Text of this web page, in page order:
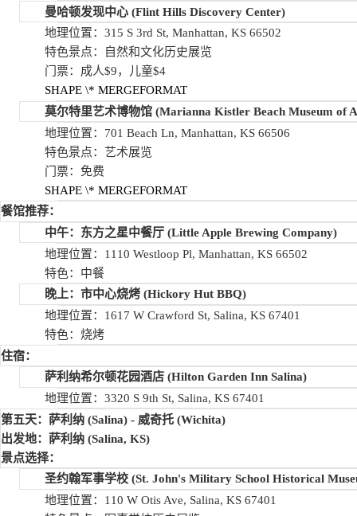
曼哈顿发现中心(Flint Hills Discovery Center)
地理位置：315 S 3rd St, Manhattan, KS 66502
特色景点：自然和文化历史展览
门票：成人$9，儿童$4
SHAPE \* MERGEFORMAT
莫尔特里艺术博物馆(Marianna Kistler Beach Museum of
地理位置：701 Beach Ln, Manhattan, KS 66506
特色景点：艺术展览
门票：免费
SHAPE \* MERGEFORMAT
餐馆推荐：
中午：东方之星中餐厅(Little Apple Brewing Company)
地理位置：1110 Westloop Pl, Manhattan, KS 66502
特色：中餐
晚上：市中心烧烤(Hickory Hut BBQ)
地理位置：1617 W Crawford St, Salina, KS 67401
特色：烧烤
住宿：
萨利纳希尔顿花园酒店(Hilton Garden Inn Salina)
地理位置：3320 S 9th St, Salina, KS 67401
第五天：萨利纳 (Salina) - 威奇托 (Wichita)
出发地：萨利纳 (Salina, KS)
景点选择：
圣约翰军事学校(St. John's Military School Historical
地理位置：110 W Otis Ave, Salina, KS 67401